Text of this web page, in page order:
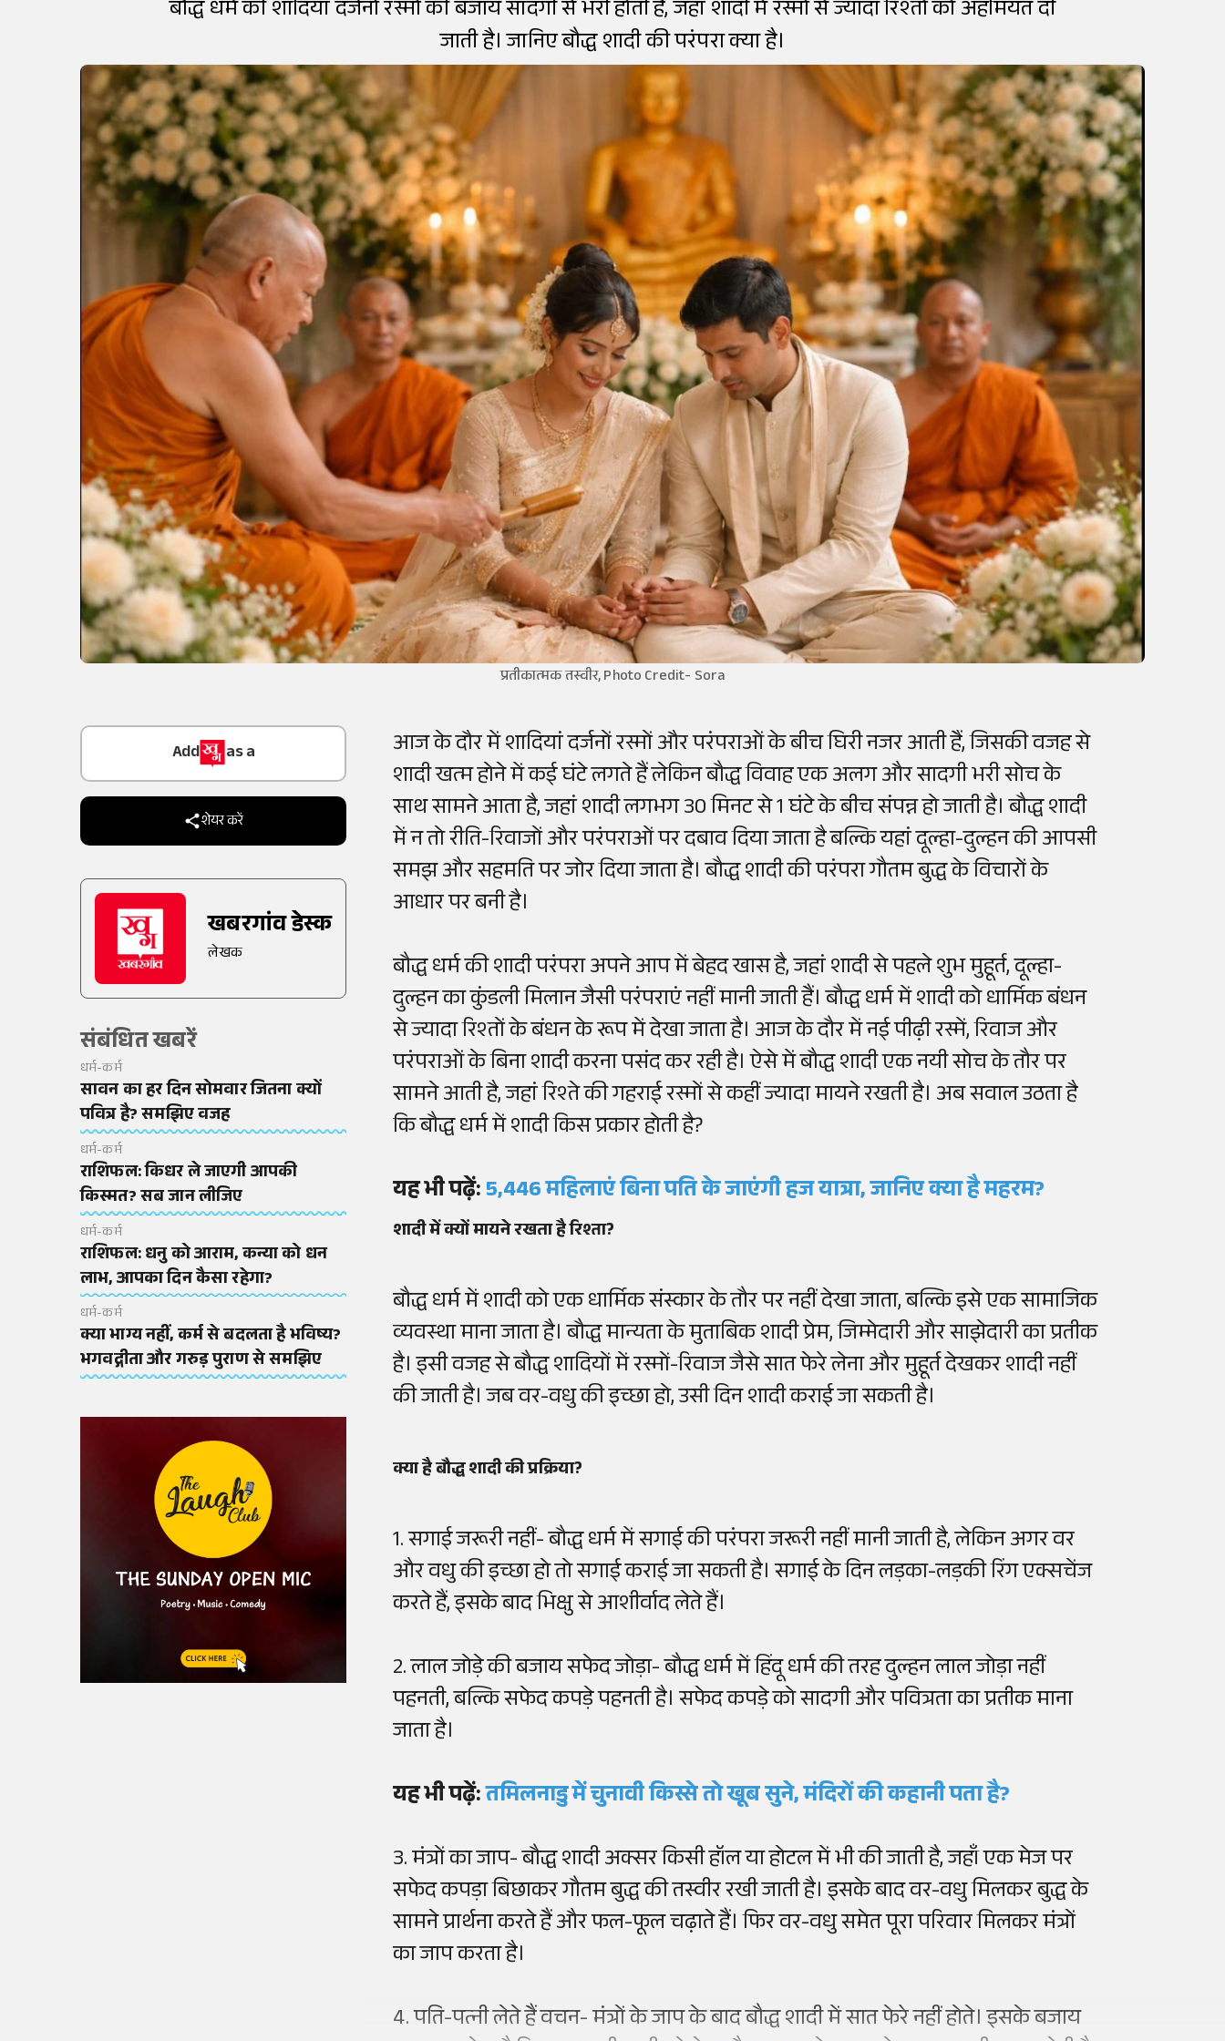
बौद्ध धर्म की शादियां दर्जनों रस्मों की बजाय सादगी से भरी होती हैं, जहां शादी में रस्मों से ज्यादा रिश्तों को अहमियत दी
जाती है। जानिए बौद्ध शादी की परंपरा क्या है।
प्रतीकात्मक तस्वीर, Photo Credit- Sora
Trusted Source on
शेयर करें
खबरगांव डेस्क
लेखक
संबंधित खबरें
धर्म-कर्म
सावन का हर दिन सोमवार जितना क्यों
पवित्र है? समझिए वजह
धर्म-कर्म
राशिफल: किधर ले जाएगी आपकी
किस्मत? सब जान लीजिए
धर्म-कर्म
राशिफल: धनु को आराम, कन्या को धन
लाभ, आपका दिन कैसा रहेगा?
धर्म-कर्म
क्या भाग्य नहीं, कर्म से बदलता है भविष्य?
भगवद्गीता और गरुड़ पुराण से समझिए
आज के दौर में शादियां दर्जनों रस्मों और परंपराओं के बीच घिरी नजर आती हैं, जिसकी वजह से
शादी खत्म होने में कई घंटे लगते हैं लेकिन बौद्ध विवाह एक अलग और सादगी भरी सोच के
साथ सामने आता है, जहां शादी लगभग 30 मिनट से 1 घंटे के बीच संपन्न हो जाती है। बौद्ध शादी
में न तो रीति-रिवाजों और परंपराओं पर दबाव दिया जाता है बल्कि यहां दूल्हा-दुल्हन की आपसी
समझ और सहमति पर जोर दिया जाता है। बौद्ध शादी की परंपरा गौतम बुद्ध के विचारों के
आधार पर बनी है।
बौद्ध धर्म की शादी परंपरा अपने आप में बेहद खास है, जहां शादी से पहले शुभ मुहूर्त, दूल्हा-
दुल्हन का कुंडली मिलान जैसी परंपराएं नहीं मानी जाती हैं। बौद्ध धर्म में शादी को धार्मिक बंधन
से ज्यादा रिश्तों के बंधन के रूप में देखा जाता है। आज के दौर में नई पीढ़ी रस्में, रिवाज और
परंपराओं के बिना शादी करना पसंद कर रही है। ऐसे में बौद्ध शादी एक नयी सोच के तौर पर
सामने आती है, जहां रिश्ते की गहराई रस्मों से कहीं ज्यादा मायने रखती है। अब सवाल उठता है
कि बौद्ध धर्म में शादी किस प्रकार होती है?
यह भी पढ़ें:5,446 महिलाएं बिना पति के जाएंगी हज यात्रा, जानिए क्या है महरम?
शादी में क्यों मायने रखता है रिश्ता?
बौद्ध धर्म में शादी को एक धार्मिक संस्कार के तौर पर नहीं देखा जाता, बल्कि इसे एक सामाजिक
व्यवस्था माना जाता है। बौद्ध मान्यता के मुताबिक शादी प्रेम, जिम्मेदारी और साझेदारी का प्रतीक
है। इसी वजह से बौद्ध शादियों में रस्मों-रिवाज जैसे सात फेरे लेना और मुहूर्त देखकर शादी नहीं
की जाती है। जब वर-वधु की इच्छा हो, उसी दिन शादी कराई जा सकती है।
क्या है बौद्ध शादी की प्रक्रिया?
1. सगाई जरूरी नहीं- बौद्ध धर्म में सगाई की परंपरा जरूरी नहीं मानी जाती है, लेकिन अगर वर
और वधु की इच्छा हो तो सगाई कराई जा सकती है। सगाई के दिन लड़का-लड़की रिंग एक्सचेंज
करते हैं, इसके बाद भिक्षु से आशीर्वाद लेते हैं।
2. लाल जोड़े की बजाय सफेद जोड़ा- बौद्ध धर्म में हिंदू धर्म की तरह दुल्हन लाल जोड़ा नहीं
पहनती, बल्कि सफेद कपड़े पहनती है। सफेद कपड़े को सादगी और पवित्रता का प्रतीक माना
जाता है।
यह भी पढ़ें:तमिलनाडु में चुनावी किस्से तो खूब सुने, मंदिरों की कहानी पता है?
3. मंत्रों का जाप- बौद्ध शादी अक्सर किसी हॉल या होटल में भी की जाती है, जहाँ एक मेज पर
सफेद कपड़ा बिछाकर गौतम बुद्ध की तस्वीर रखी जाती है। इसके बाद वर-वधु मिलकर बुद्ध के
सामने प्रार्थना करते हैं और फल-फूल चढ़ाते हैं। फिर वर-वधु समेत पूरा परिवार मिलकर मंत्रों
का जाप करता है।
4. पति-पत्नी लेते हैं वचन- मंत्रों के जाप के बाद बौद्ध शादी में सात फेरे नहीं होते। इसके बजाय